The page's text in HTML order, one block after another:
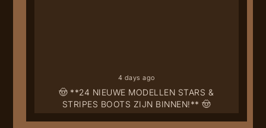
🤠 **24 NIEUWE MODELLEN STARS &
STRIPES BOOTS ZIJN BINNEN!** 🤠
4 days ago